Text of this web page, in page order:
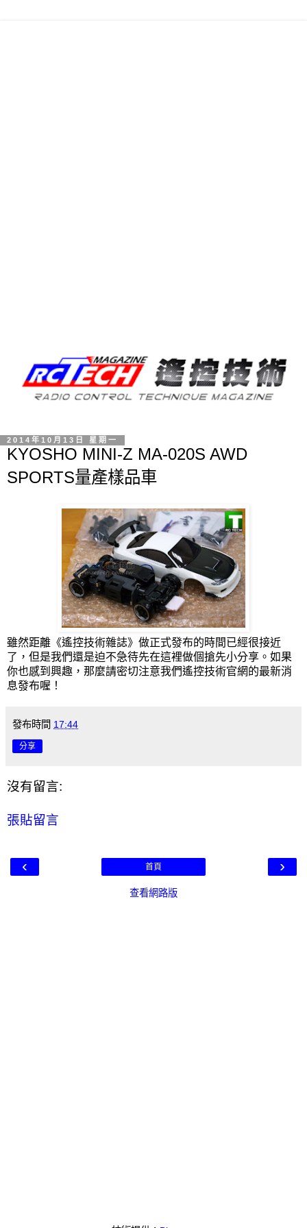
2014年10月13日 星期一
KYOSHO MINI-Z MA-020S AWD
SPORTS量產樣品車
雖然距離《遙控技術雜誌》做正式發布的時間已經很接近
了，但是我們還是迫不急待先在這裡做個搶先小分享。如果
你也感到興趣，那麼請密切注意我們遙控技術官網的最新消
息發布喔！
發布時間 17:44
分享
沒有留言:
張貼留言
‹ ›
首頁
查看網路版